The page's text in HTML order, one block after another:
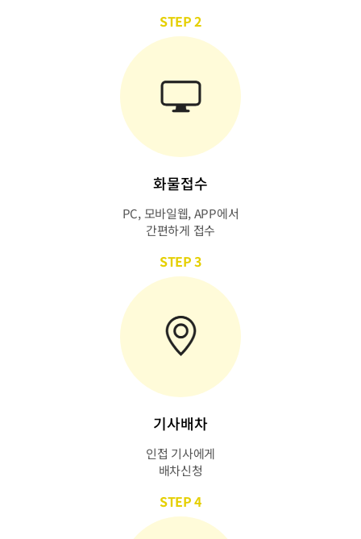
STEP 2
화물접수
PC, 모바일웹, APP에서
간편하게 접수
STEP 3
기사배차
인접 기사에게
배차신청
STEP 4